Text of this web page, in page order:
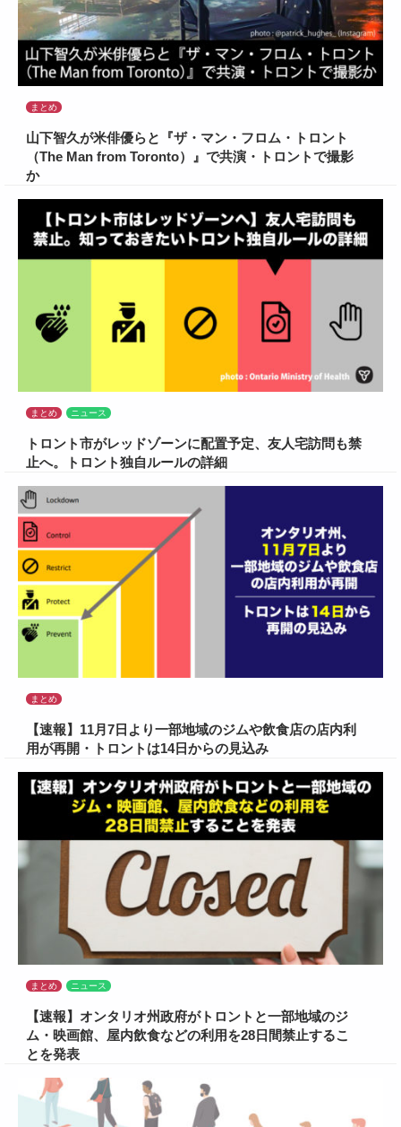
まとめ
山下智久が米俳優らと『ザ・マン・フロム・トロント
（The Man from Toronto）』で共演・トロントで撮影
か
まとめ ニュース
トロント市がレッドゾーンに配置予定、友人宅訪問も禁
止へ。トロント独自ルールの詳細
まとめ
【速報】11月7日より一部地域のジムや飲食店の店内利
用が再開・トロントは14日からの見込み
まとめ ニュース
【速報】オンタリオ州政府がトロントと一部地域のジ
ム・映画館、屋内飲食などの利用を28日間禁止するこ
とを発表